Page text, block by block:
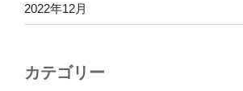
2022年12月
カテゴリー